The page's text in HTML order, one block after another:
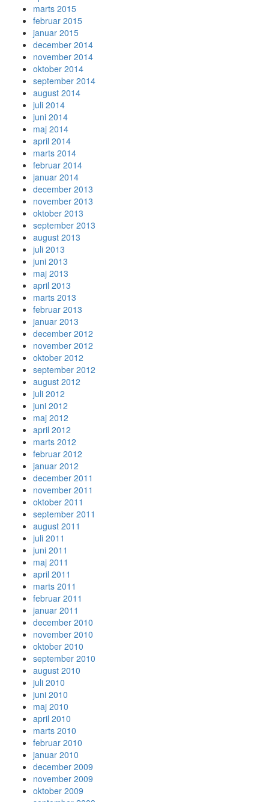
marts 2015
februar 2015
januar 2015
december 2014
november 2014
oktober 2014
september 2014
august 2014
juli 2014
juni 2014
maj 2014
april 2014
marts 2014
februar 2014
januar 2014
december 2013
november 2013
oktober 2013
september 2013
august 2013
juli 2013
juni 2013
maj 2013
april 2013
marts 2013
februar 2013
januar 2013
december 2012
november 2012
oktober 2012
september 2012
august 2012
juli 2012
juni 2012
maj 2012
april 2012
marts 2012
februar 2012
januar 2012
december 2011
november 2011
oktober 2011
september 2011
august 2011
juli 2011
juni 2011
maj 2011
april 2011
marts 2011
februar 2011
januar 2011
december 2010
november 2010
oktober 2010
september 2010
august 2010
juli 2010
juni 2010
maj 2010
april 2010
marts 2010
februar 2010
januar 2010
december 2009
november 2009
oktober 2009